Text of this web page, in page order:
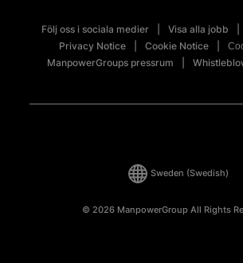
Följ oss i sociala medier Visa alla jobb
Privacy Notice
Cookie Notice
ManpowerGroups pressrum
© 2026 ManpowerGroup All Rights
Sweden (Swedish)